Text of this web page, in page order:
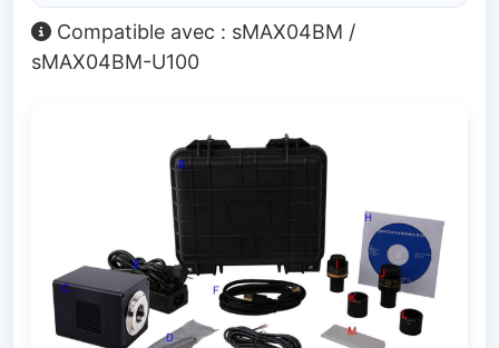
Compatible avec : sMAX04BM /
sMAX04BM-U100